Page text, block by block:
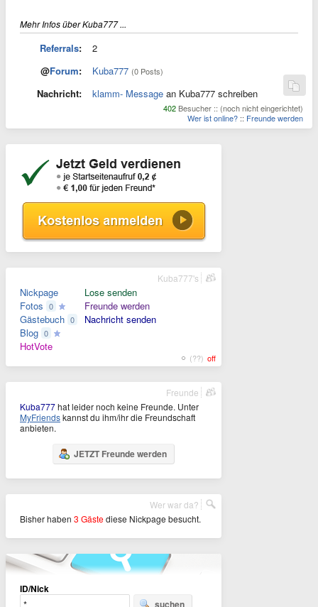
Mehr Infos über Kuba777 ...
Referrals:
2
@Forum: Kuba777 (0 Posts)
Nachricht: klamm- Message an Kuba777 schreiben
402 Besucher :: (noch nicht eingerichtet)
Wer ist online? :: Freunde werden
Nickpage
Fotos 0
Gästebuch 0
Blog 0
HotVote
Lose senden
Freunde werden
Nachricht senden
(??) off
Kuba777's
Kuba777hat leider noch keine Freunde. Unter
MyFriendskannst du ihm/ihr die Freundschaft
anbieten.
JETZT Freunde werden
Freunde
Bisher haben 3 Gästediese Nickpage besucht.
Wer war da?
ID/Nick
suchen